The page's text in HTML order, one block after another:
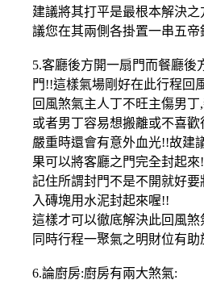
建議將其打平是最根本解決
議您在其兩側各掛置一串五帝
5.客廳後方開一扇門而餐廳後
門!!這樣氣場剛好在此行程回
回風煞氣主人丁不旺主傷男
或者男丁容易想搬離或不喜歡
嚴重時還會有意外血光!!故建
果可以將客廳之門完全封起來
記住所謂封門不是不開就好
入磚塊用水泥封起來喔!!
這樣才可以徹底解決此回風
同時行程一聚氣之明財位有
6.論廚房:廚房有兩大煞氣: